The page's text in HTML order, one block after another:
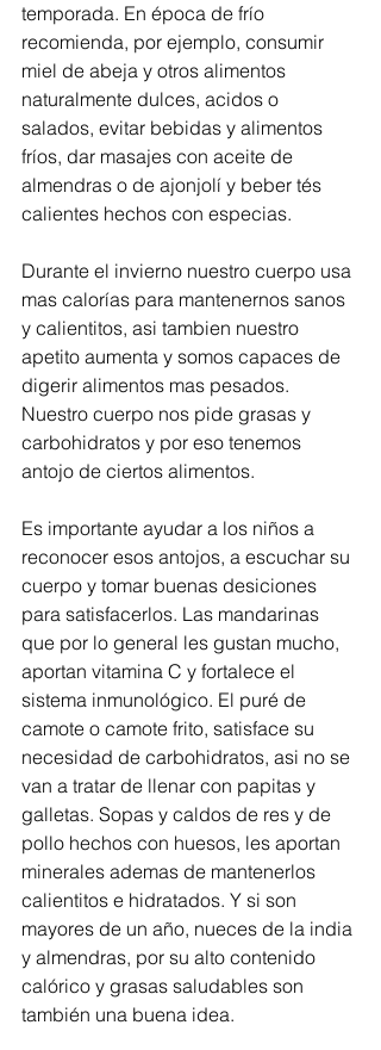
temporada. En época de frío
recomienda, por ejemplo, consumir
miel de abeja y otros alimentos
naturalmente dulces, acidos o
salados, evitar bebidas y alimentos
fríos, dar masajes con aceite de
almendras o de ajonjolí y beber tés
calientes hechos con especias.
Durante el invierno nuestro cuerpo usa
mas calorías para mantenernos sanos
y calientitos, asi tambien nuestro
apetito aumenta y somos capaces de
digerir alimentos mas pesados.
Nuestro cuerpo nos pide grasas y
carbohidratos y por eso tenemos
antojo de ciertos alimentos.
Es importante ayudar a los niños a
reconocer esos antojos, a escuchar su
cuerpo y tomar buenas desiciones
para satisfacerlos. Las mandarinas
que por lo general les gustan mucho,
aportan vitamina C y fortalece el
sistema inmunológico. El puré de
camote o camote frito, satisface su
necesidad de carbohidratos, asi no se
van a tratar de llenar con papitas y
galletas. Sopas y caldos de res y de
pollo hechos con huesos, les aportan
minerales ademas de mantenerlos
calientitos e hidratados. Y si son
mayores de un año, nueces de la india
y almendras, por su alto contenido
calórico y grasas saludables son
también una buena idea.